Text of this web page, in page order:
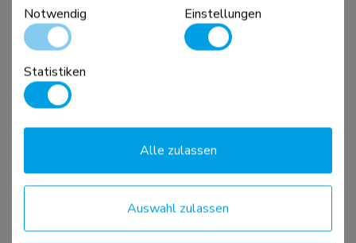
NSMONITOR50
Monitor-/Laptop-Erhöhung - universal
Vergleichen
Notwendig
Einstellungen
Statistiken
Auswahl zulassen
Alle zulassen